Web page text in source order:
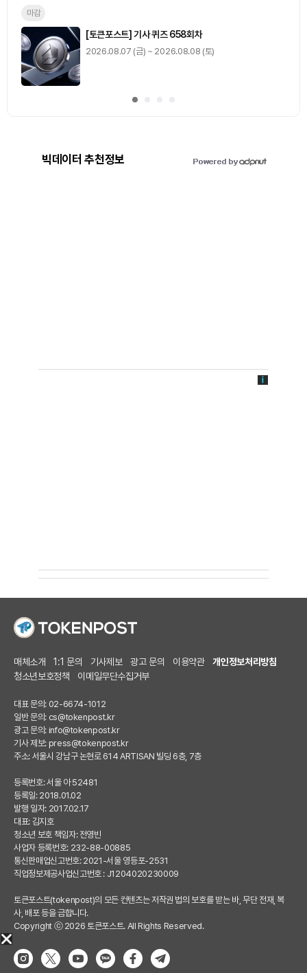
마감
[토큰포스트] 기사 퀴즈 658회차
2026.08.07 (금) ~ 2026.08.08 (토)
빅데이터 추천정보
매체소개 1:1 문의 기사제보 광고 문의 이용약관
개인정보처리방침
청소년보호정책
이메일무단수집거부
대표 문의: 02-6674-1012
일반 문의: cs@tokenpost.kr
광고 문의: info@tokenpost.kr
기사 제보: press@tokenpost.kr
주소: 서울시 강남구 논현로 614 ARTISAN 빌딩 6층, 7층
등록번호: 서울 아 52481
등록일: 2018.01.02
발행 일자: 2017.02.17
대표: 김지호
청소년 보호 책임자: 전영빈
사업자 등록번호: 232-88-00885
통신판매업신고번호: 2021-서울 영등포-2531
직업정보제공사업신고번호 : J1204020230009
토큰포스트(tokenpost)의 모든 컨텐츠는 저작권 법의 보호를 받는 바, 무단 전재, 복
사, 배포 등을 금합니다.
Copyright ⓒ 2026 토큰포스트. All Rights Reserved.